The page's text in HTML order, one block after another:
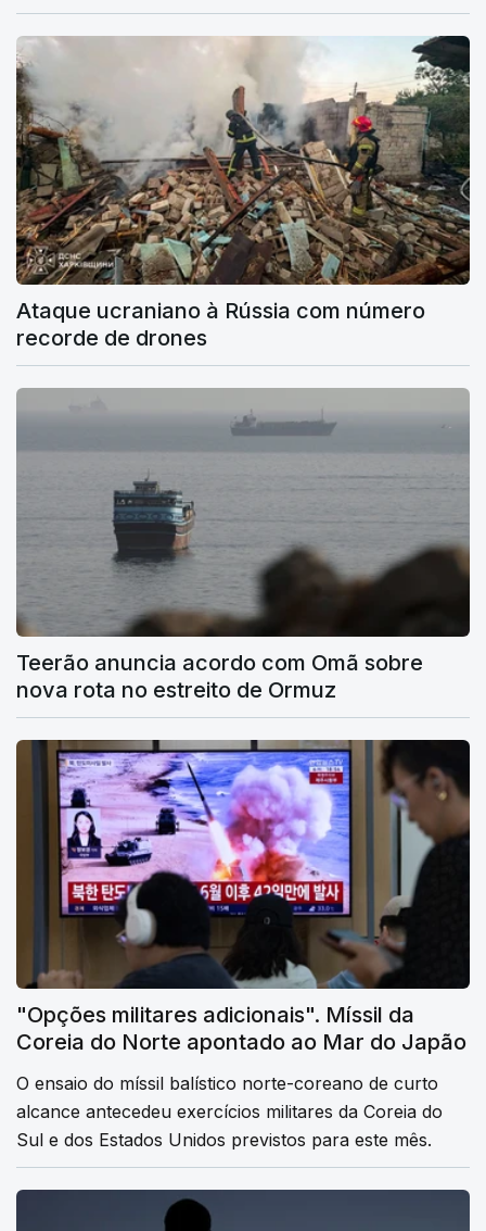
Ataque ucraniano à Rússia com número
recorde de drones
Teerão anuncia acordo com Omã sobre
nova rota no estreito de Ormuz
"Opções militares adicionais". Míssil da
Coreia do Norte apontado ao Mar do Japão
O ensaio do míssil balístico norte-coreano de curto
alcance antecedeu exercícios militares da Coreia do
Sul e dos Estados Unidos previstos para este mês.